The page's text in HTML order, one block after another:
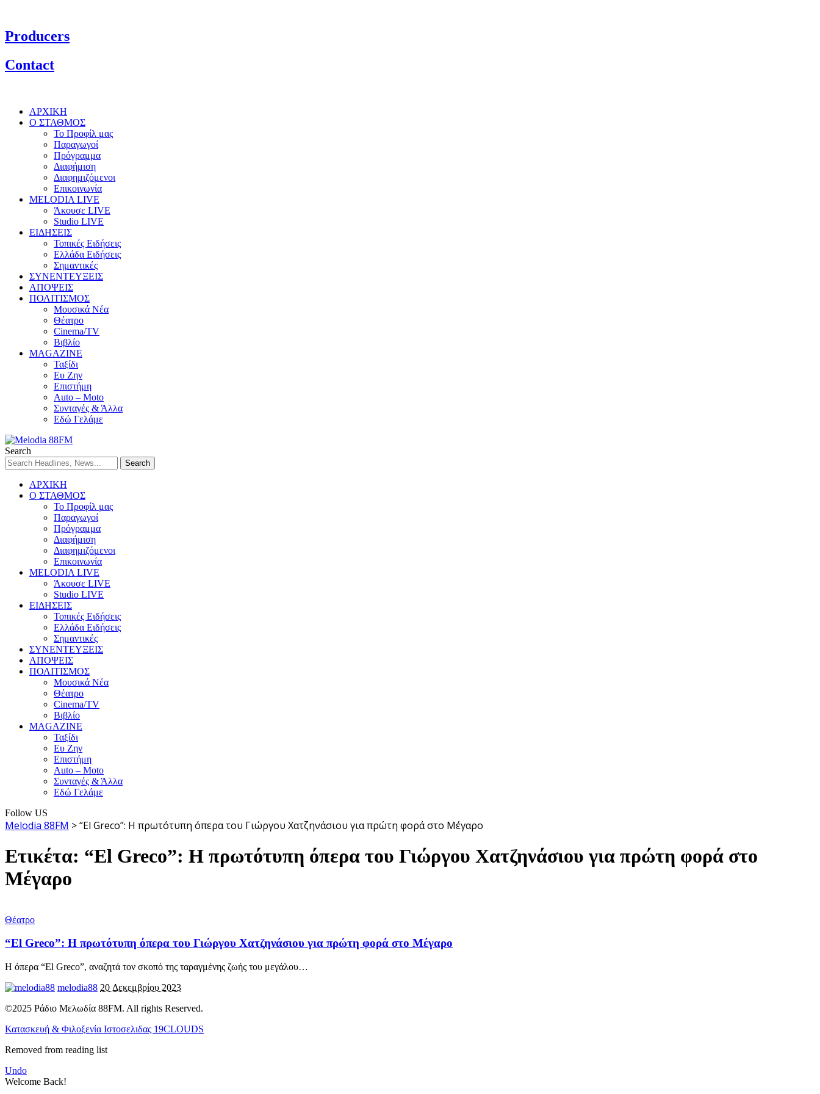
Producers
Contact
ΑΡΧΙΚΗ
Ο ΣΤΑΘΜΟΣ
Το Προφίλ μας
Παραγωγοί
Πρόγραμμα
Διαφήμιση
Διαφημιζόμενοι
Επικοινωνία
MELODIA LIVE
Άκουσε LIVE
Studio LIVE
ΕΙΔΗΣΕΙΣ
Τοπικές Ειδήσεις
Ελλάδα Ειδήσεις
Σημαντικές
ΣΥΝΕΝΤΕΥΞΕΙΣ
ΑΠΟΨΕΙΣ
ΠΟΛΙΤΙΣΜΟΣ
Μουσικά Νέα
Θέατρο
Cinema/TV
Βιβλίο
MAGAZINE
Ταξίδι
Ευ Ζην
Επιστήμη
Auto – Moto
Συνταγές & Άλλα
Εδώ Γελάμε
Search
ΑΡΧΙΚΗ
Ο ΣΤΑΘΜΟΣ
Το Προφίλ μας
Παραγωγοί
Πρόγραμμα
Διαφήμιση
Διαφημιζόμενοι
Επικοινωνία
MELODIA LIVE
Άκουσε LIVE
Studio LIVE
ΕΙΔΗΣΕΙΣ
Τοπικές Ειδήσεις
Ελλάδα Ειδήσεις
Σημαντικές
ΣΥΝΕΝΤΕΥΞΕΙΣ
ΑΠΟΨΕΙΣ
ΠΟΛΙΤΙΣΜΟΣ
Μουσικά Νέα
Θέατρο
Cinema/TV
Βιβλίο
MAGAZINE
Ταξίδι
Ευ Ζην
Επιστήμη
Auto – Moto
Συνταγές & Άλλα
Εδώ Γελάμε
Follow US
Melodia 88FM >“El Greco”: Η πρωτότυπη όπερα του Γιώργου Χατζηνάσιου για πρώτη φορά στο Μέγαρο
Ετικέτα: “El Greco”: Η πρωτότυπη όπερα του Γιώργου Χατζηνάσιου για πρώτη φορά στο
Μέγαρο
Θέατρο
“El Greco”: Η πρωτότυπη όπερα του Γιώργου Χατζηνάσιου για πρώτη φορά στο Μέγαρο
Η όπερα “El Greco”, αναζητά τον σκοπό της ταραγμένης ζωής του μεγάλου…
melodia88 20 Δεκεμβρίου 2023
©2025 Ράδιο Μελωδία 88FM. All rights Reserved.
Κατασκευή & Φιλοξενία Ιστοσελιδας 19CLOUDS
Removed from reading list
Undo
Welcome Back!